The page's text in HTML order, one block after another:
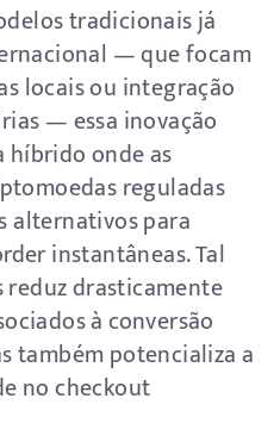
tradicionais já
— que focam
locais ou integração
— essa inovação
híbrido onde as
reguladas
alternativos para
instantâneas. Tal
reduz drasticamente
à conversão
também potencializa a
no checkout